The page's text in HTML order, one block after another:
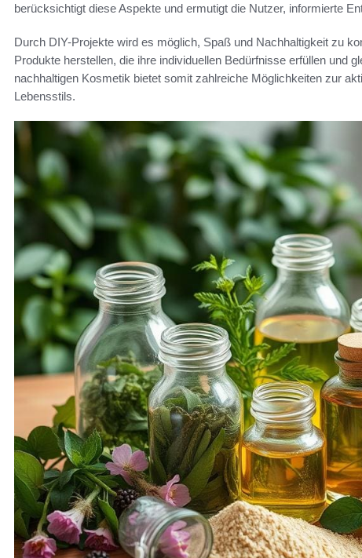
berücksichtigt diese Aspekte und ermutigt die Nutzer, informierte
Durch DIY-Projekte wird es möglich, Spaß und Nachhaltigkeit zu
Produkte herstellen, die ihre individuellen Bedürfnisse erfüllen und
nachhaltigen Kosmetik bietet somit zahlreiche Möglichkeiten zur
Lebensstils.